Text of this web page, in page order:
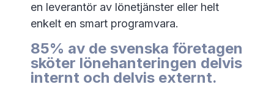
en leverantör av lönetjänster eller helt
enkelt en smart programvara.
85% av de svenska företagen
sköter lönehanteringen delvis
internt och delvis externt.